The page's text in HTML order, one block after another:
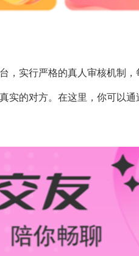
，实行严格的真人审核机制
实的对方。在这里，你可以